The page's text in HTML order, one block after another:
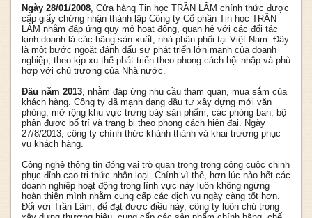
Ngày 28/01/2008, Cửa hàng Tin học TRẦN LÂM chính thức được
cấp giấy chứng nhận thành lập Công ty Cổ phần Tin học TRẦN
LÂM nhằm đáp ứng quy mô hoạt động, quan hệ với các đối tác
kinh doanh là các hãng sản xuất, nhà phân phối tại Việt Nam. Đây
là một bước ngoặt đánh dấu sự phát triển lớn mạnh của doanh
nghiệp, theo kịp xu thế phát triển theo phong cách hội nhập và phù
hợp với chủ trương của Nhà nước.
Đầu năm 2013, nhằm đáp ứng nhu cầu tham quan, mua sắm của
khách hàng. Công ty đã mạnh dạng đầu tư xây dựng mới văn
phòng, mở rộng khu vực trưng bày sản phẩm, các phòng ban, bộ
phận được bố trí và trang bị theo phong cách hiện đại. Ngày
27/8/2013, công ty chính thức khánh thành và khai trương phục
vụ khách hàng.
Công nghệ thông tin đóng vai trò quan trọng trong công cuộc chinh
phục đỉnh cao tri thức nhân loại. Chính vì thế, hơn lúc nào hết các
doanh nghiệp hoạt động trong lĩnh vực này luôn không ngừng
hoàn thiện mình nhằm cung cấp các dịch vụ ngày càng tốt hơn.
Đối với Trần Lâm, để đạt được điều này, công ty luôn chú trọng